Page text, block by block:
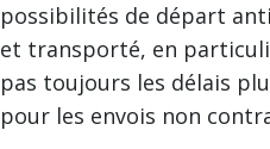
possibilités de départ
et transporté, en
pas toujours les délais
pour les envois non